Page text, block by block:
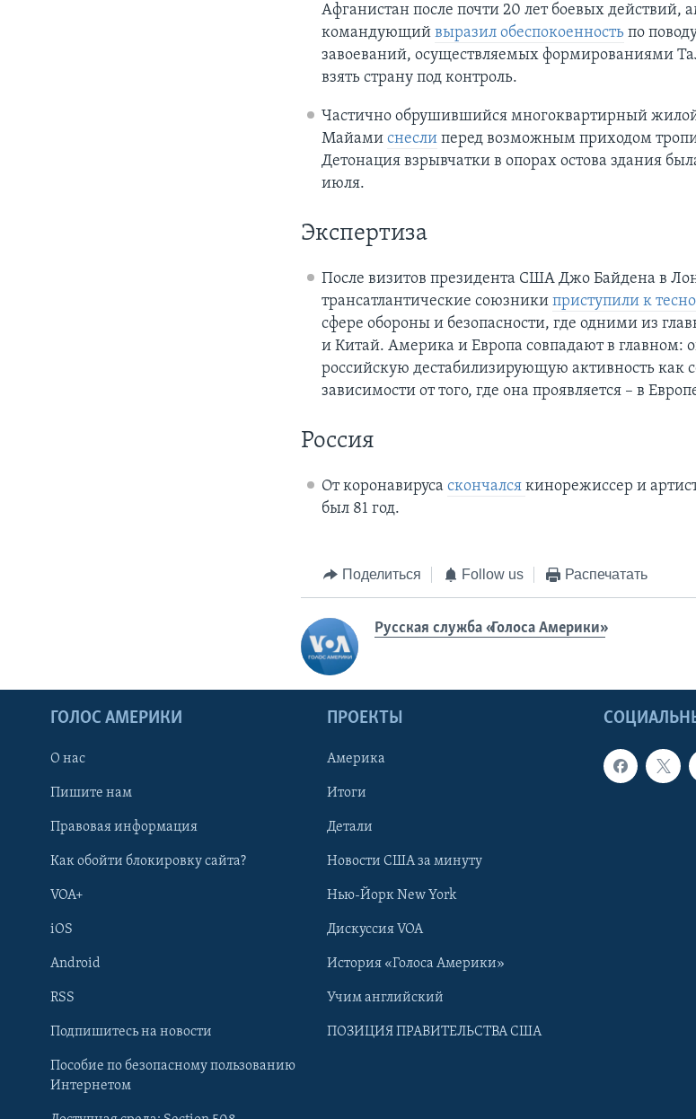
Learning English
Афганистан после почти 20 лет боевых действий,
командующий выразил обеспокоенностьпо
завоеваний, осуществляемых формированиями
взять страну под контроль.
Частично обрушившийся многоквартирный жилой
Майами снеслиперед возможным приходом
Детонация взрывчатки в опорах остова здания
июля.
Экспертиза
После визитов президента США Джо Байдена в
трансатлантические союзники приступили к
сфере обороны и безопасности, где одними из
и Китай. Америка и Европа совпадают в главном:
российскую дестабилизирующую активность как
зависимости от того, где она проявляется – в
Россия
От коронавируса скончался кинорежиссер и
был 81 год.
Поделиться Follow us Распечатать
Русская служба «Голоса Америки»
ГОЛОС АМЕРИКИ
О нас
Пишите нам
Правовая информация
Как обойти блокировку сайта?
VOA+
iOS
Android
RSS
Подпишитесь на новости
Пособие по безопасному пользованию
Интернетом
ПРОЕКТЫ
Америка
Итоги
Детали
Новости США за минуту
Нью-Йорк New York
Дискуссия VOA
История «Голоса Америки»
Учим английский
ПОЗИЦИЯ ПРАВИТЕЛЬСТВА США